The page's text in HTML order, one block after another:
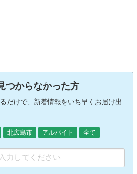
つからなかった方
だけで、新着情報をいち早くお届け出
北広島市 アルバイト 全て